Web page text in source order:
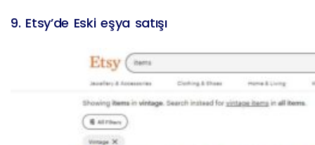
9. Etsy’de Eski eşya satışı